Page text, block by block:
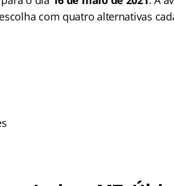
com quatro alternativas